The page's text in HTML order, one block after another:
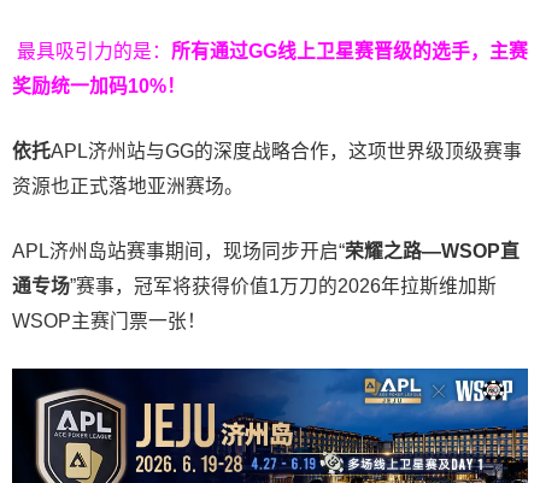
最具吸引力的是： 所有通过GG线上卫星赛晋级的选手，主赛
奖励统一加码10%！
依托APL济州站与GG的深度战略合作，这项世界级顶级赛事
资源也正式落地亚洲赛场。
APL济州岛站赛事期间，现场同步开启“荣耀之路—WSOP直
通专场”赛事，冠军将获得价值1万刀的2026年拉斯维加斯
WSOP主赛门票一张！